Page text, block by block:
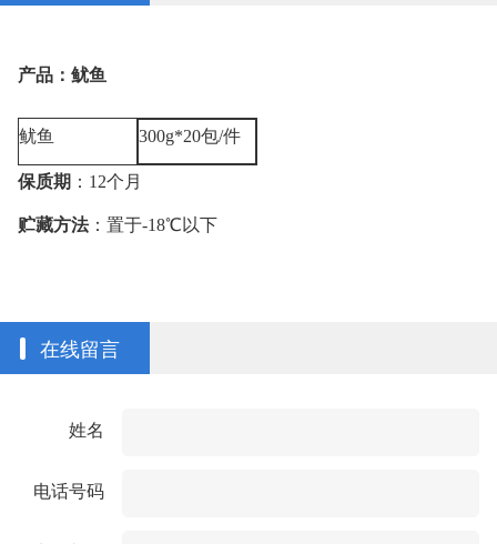
产品：鱿鱼
鱿鱼 300g*20包/件
保质期 ： 12个月
贮藏方法：置于-18℃ 以下
在线留言
姓名
电话号码